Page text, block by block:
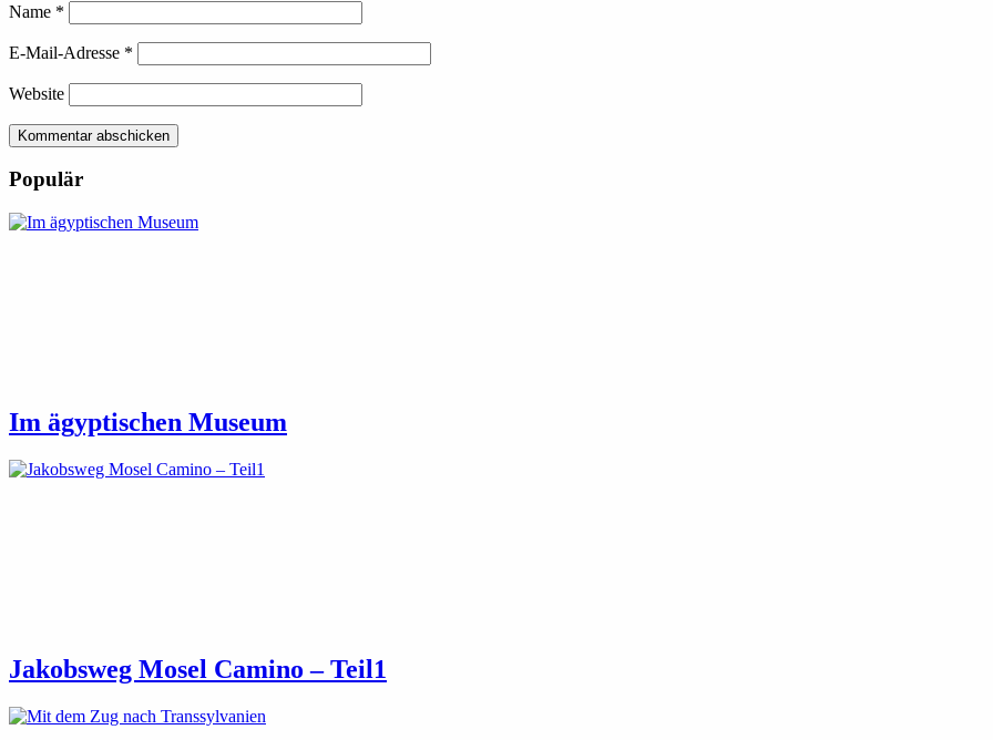
Name *
E-Mail-Adresse *
Website
Kommentar abschicken
Populär
Im ägyptischen Museum
Jakobsweg Mosel Camino – Teil1